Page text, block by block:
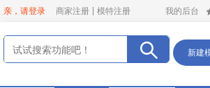
亲，请登录 商家注册 模特注册 我的后台
新建